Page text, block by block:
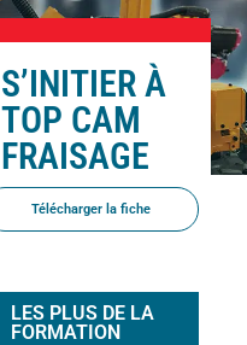
S’INITIER À
TOP CAM
FRAISAGE
Télécharger la fiche
LES PLUS DE LA
FORMATION